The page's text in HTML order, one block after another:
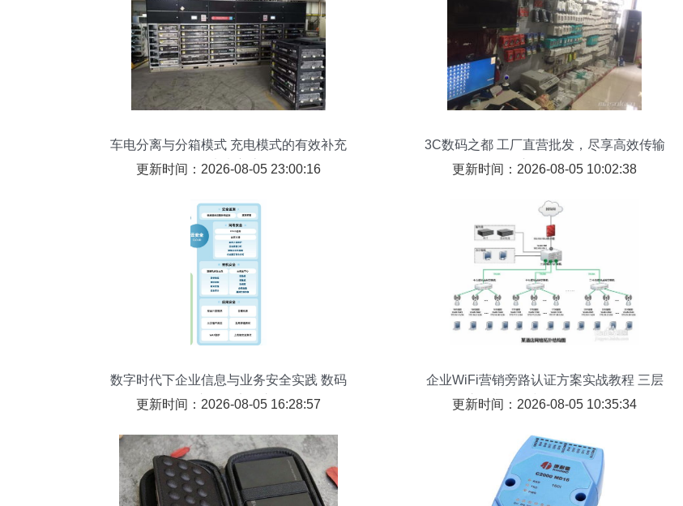
车电分离与分箱模式 充电模式的有效补充
还是未来主流？
更新时间：2026-08-05 23:00:16
3C数码之都 工厂直营批发，尽享高效传输
交换体验
更新时间：2026-08-05 10:02:38
数字时代下企业信息与业务安全实践 数码
传输交换的安全之道
更新时间：2026-08-05 16:28:57
企业WiFi营销旁路认证方案实战教程 三层
交换机配置与数据传输优化
更新时间：2026-08-05 10:35:34